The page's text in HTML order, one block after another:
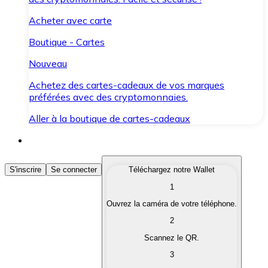
Acheter avec carte
Boutique - Cartes
Nouveau
Achetez des cartes-cadeaux de vos marques
préférées avec des cryptomonnaies.
Aller à la boutique de cartes-cadeaux
Acheter des Cryptomonnaies
Achetez les cryptomonnaies qui vous intéressent
Convertissez vos cryptomonnaies en monnaie
S'inscrire Se connecter
Téléchargez notre Wallet
1
Ouvrez la caméra de votre téléphone.
2
Scannez le QR.
3